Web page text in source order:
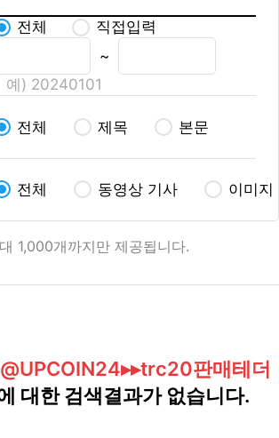
전체
직접입력
~
예) 20240101
전체 제목 본문
전체 동영상 기사 이미지
1,000개까지만 제공됩니다.
판매테더
대한 검색결과가 없습니다.